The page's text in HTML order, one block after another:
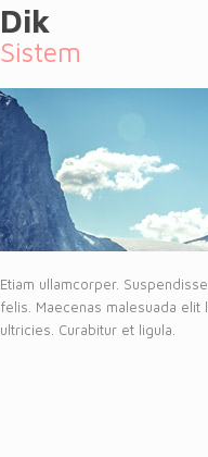
Dik
Sistem
Etiam ullamcorper.
felis. Maecenas malesuada elit
ultricies. Curabitur et ligula.